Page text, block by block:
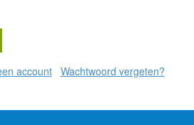
account Wachtwoord vergeten?